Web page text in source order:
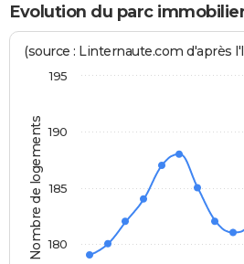
Evolution du parc
Nombre de logements
(source : Linternaute.com d'après
180
185
190
195